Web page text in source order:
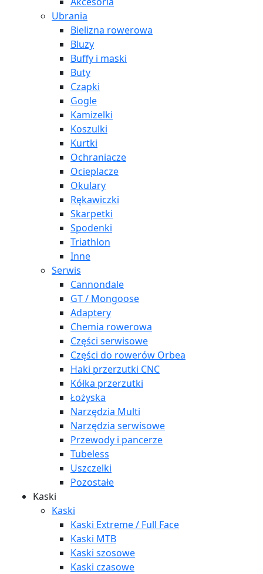
Ubrania
Bielizna rowerowa
Bluzy
Buffy i maski
Buty
Czapki
Gogle
Kamizelki
Koszulki
Kurtki
Ochraniacze
Ocieplacze
Okulary
Rękawiczki
Skarpetki
Spodenki
Triathlon
Inne
Serwis
Cannondale
GT / Mongoose
Adaptery
Chemia rowerowa
Części serwisowe
Części do rowerów Orbea
Haki przerzutki CNC
Kółka przerzutki
Łożyska
Narzędzia Multi
Narzędzia serwisowe
Przewody i pancerze
Tubeless
Uszczelki
Pozostałe
Kaski
Kaski
Kaski Extreme / Full Face
Kaski MTB
Kaski szosowe
Kaski czasowe